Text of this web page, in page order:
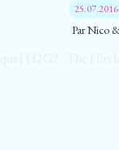
25.07.2016
Par Nico